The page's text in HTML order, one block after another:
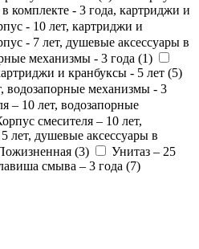
комплекте - 3 года, картриджи и
- 10 лет, картриджи и
- 7 лет, душевые аксессуары в
механизмы - 3 года (1)
и кранбуксы - 5 лет (5)
водозапорные механизмы - 3
– 10 лет, водозапорные
смесителя – 10 лет,
лет, душевые аксессуары в
(3)
Унитаз – 25
смыва – 3 года (7)